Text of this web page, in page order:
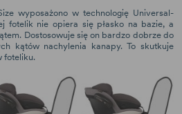
wyposażono w technologię Universal-
fotelik nie opiera się płasko na bazie, a
Dostosowuje się on bardzo dobrze do
kątów nachylenia kanapy. To skutkuje
foteliku.